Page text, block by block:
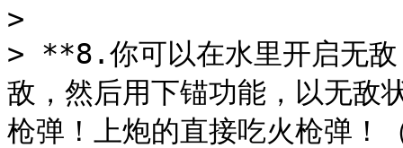
>
> **8.你可以在水里开启无
敌，然后用下锚功能，以无敌
枪弹！上炮的直接吃火枪弹！